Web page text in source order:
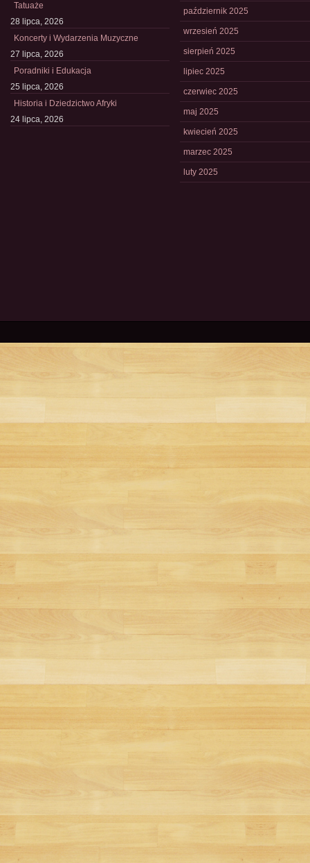
Tatuaże
28 lipca, 2026
Koncerty i Wydarzenia Muzyczne
27 lipca, 2026
Poradniki i Edukacja
25 lipca, 2026
Historia i Dziedzictwo Afryki
24 lipca, 2026
październik 2025
wrzesień 2025
sierpień 2025
lipiec 2025
czerwiec 2025
maj 2025
kwiecień 2025
marzec 2025
luty 2025